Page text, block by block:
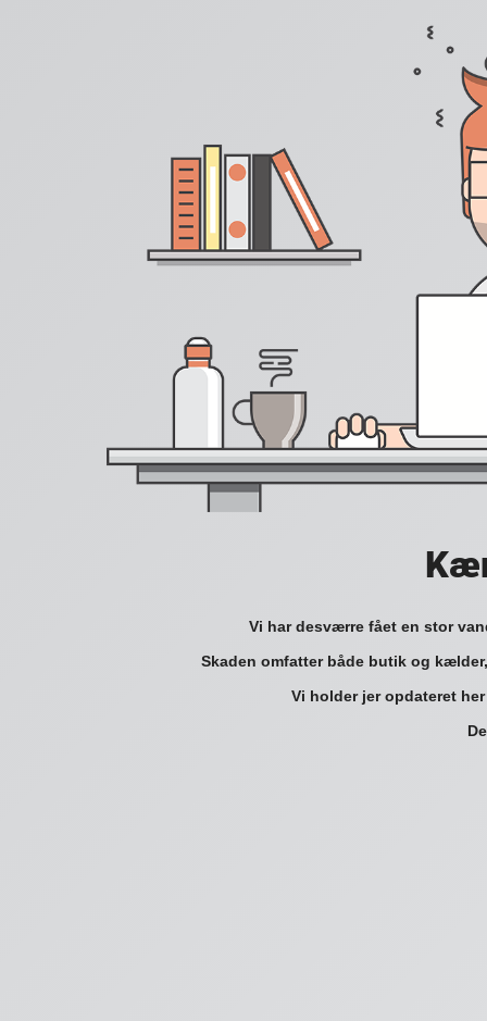
Vi har desværre fået en stor
Skaden omfatter både butik og
Vi holder jer opdateret